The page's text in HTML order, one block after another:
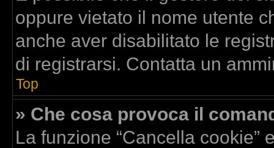
oppure vietato il nome utente
anche aver disabilitato le
di registrarsi. Contatta un
Top
» Che cosa provoca il
La funzione “Cancella